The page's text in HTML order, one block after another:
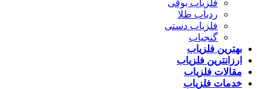
فلزیاب بوقی
ردیاب طلا
فلزیاب دستی
گنجیاب
بهترین فلزیاب
ارزانترین فلزیاب
مقالات فلزیاب
خدمات فلزیاب